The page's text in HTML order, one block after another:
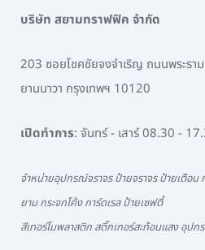
บริษัท สยามทราฟฟิค จำกัด
203 ซอยโชคชัยจงจำเริญ ถนนพระรา
ยานนาวา กรุงเทพฯ 10120
เปิดทำการ: จันทร์ - เสาร์ 08.30 -
จำหน่ายอุปกรณ์จราจร ป้ายจราจร ป้ายเตือน
ยาม กระจกโค้ง การ์ดเรล ป้ายเซฟตี้
สีเทอร์โมพลาสติก สติ๊กเกอร์สะท้อนแสง อุป